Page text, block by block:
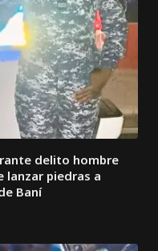
delito hombre
lanzar piedras a
Baní